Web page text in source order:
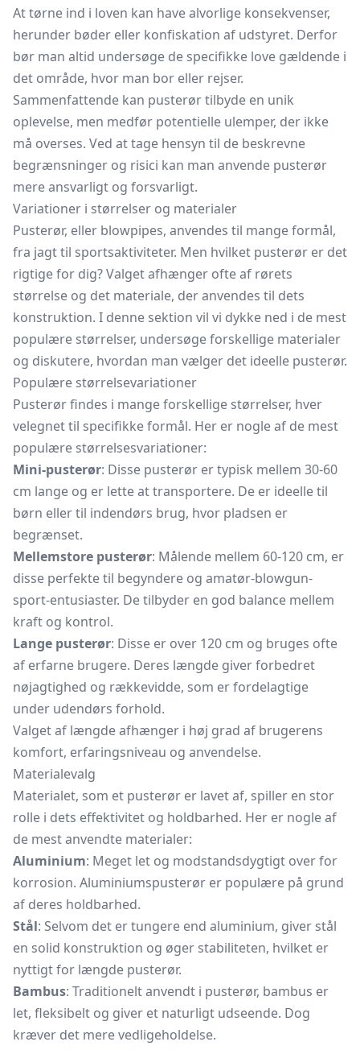
At tørne ind i loven kan have alvorlige konsekvenser,
herunder bøder eller konfiskation af udstyret. Derfor
bør man altid undersøge de specifikke love gældende i
det område, hvor man bor eller rejser.
Sammenfattende kan pusterør tilbyde en unik
oplevelse, men medfør potentielle ulemper, der ikke
må overses. Ved at tage hensyn til de beskrevne
begrænsninger og risici kan man anvende pusterør
mere ansvarligt og forsvarligt.
Variationer i størrelser og materialer
Pusterør, eller blowpipes, anvendes til mange formål,
fra jagt til sportsaktiviteter. Men hvilket pusterør er det
rigtige for dig? Valget afhænger ofte af rørets
størrelse og det materiale, der anvendes til dets
konstruktion. I denne sektion vil vi dykke ned i de mest
populære størrelser, undersøge forskellige materialer
og diskutere, hvordan man vælger det ideelle pusterør.
Populære størrelsevariationer
Pusterør findes i mange forskellige størrelser, hver
velegnet til specifikke formål. Her er nogle af de mest
populære størrelsesvariationer:
Mini-pusterør: Disse pusterør er typisk mellem 30-60
cm lange og er lette at transportere. De er ideelle til
børn eller til indendørs brug, hvor pladsen er
begrænset.
Mellemstore pusterør: Målende mellem 60-120 cm, er
disse perfekte til begyndere og amatør-blowgun-
sport-entusiaster. De tilbyder en god balance mellem
kraft og kontrol.
Lange pusterør: Disse er over 120 cm og bruges ofte
af erfarne brugere. Deres længde giver forbedret
nøjagtighed og rækkevidde, som er fordelagtige
under udendørs forhold.
Valget af længde afhænger i høj grad af brugerens
komfort, erfaringsniveau og anvendelse.
Materialevalg
Materialet, som et pusterør er lavet af, spiller en stor
rolle i dets effektivitet og holdbarhed. Her er nogle af
de mest anvendte materialer:
Aluminium: Meget let og modstandsdygtigt over for
korrosion. Aluminiumspusterør er populære på grund
af deres holdbarhed.
Stål: Selvom det er tungere end aluminium, giver stål
en solid konstruktion og øger stabiliteten, hvilket er
nyttigt for længde pusterør.
Bambus: Traditionelt anvendt i pusterør, bambus er
let, fleksibelt og giver et naturligt udseende. Dog
kræver det mere vedligeholdelse.